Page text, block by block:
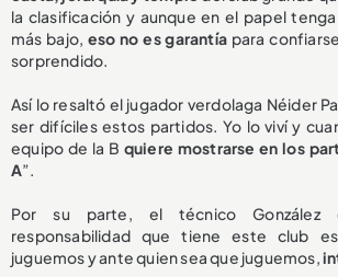
la clasificación y aunque en el papel
más bajo, eso no es garantía para
sorprendido.
Así lo resaltó el jugador verdolaga Néider
ser difíciles estos partidos. Yo lo viví y
equipo de la B quiere mostrarse en los
A”.
Por su parte, el técnico González
responsabilidad que tiene este club
juguemos y ante quien sea que juguemos,